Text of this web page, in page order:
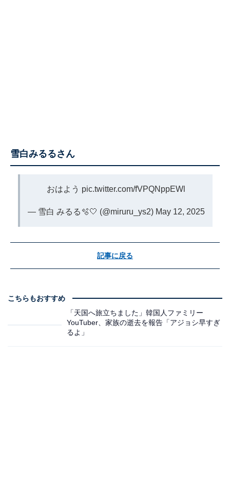
雪白みるるさん
おはよう pic.twitter.com/fVPQNppEWl
— 雪白 みるる🫧🤍 (@miruru_ys2) May 12, 2025
記事に戻る
こちらもおすすめ
「天国へ旅立ちました」韓国人ファミリー
YouTuber、家族の逝去を報告「アジョシ早すぎ
るよ」